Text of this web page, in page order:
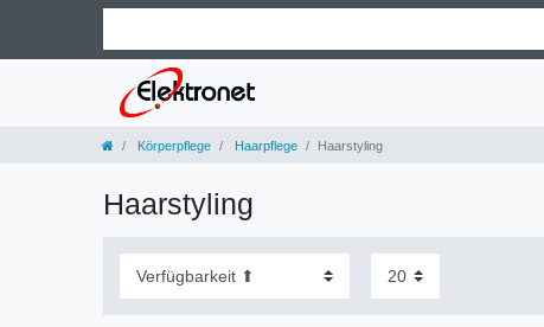
Körperpflege Haarpflege Haarstyling
Haarstyling